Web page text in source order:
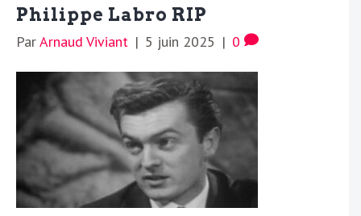
Philippe Labro RIP
ParArnaud Viviant | 5 juin 2025 | 0